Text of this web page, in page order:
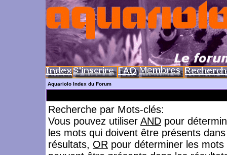
Aquariolo Index du Forum
Recherche par Mots-clés:
Vous pouvez utiliser AND pour
les mots qui doivent être présents
résultats, OR pour déterminer les mots